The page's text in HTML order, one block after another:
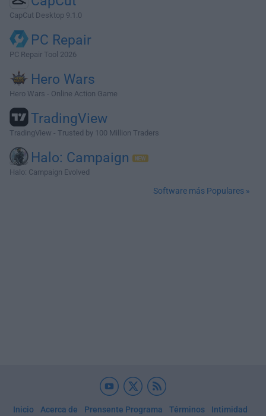
CapCut Desktop 9.1.0
PC Repair
PC Repair Tool 2026
Hero Wars
Hero Wars - Online Action Game
TradingView
TradingView - Trusted by 100 Million Traders
Halo: Campaign
Halo: Campaign Evolved
Software más Populares »
Inicio Acerca de Prensente Programa Términos Intimidad